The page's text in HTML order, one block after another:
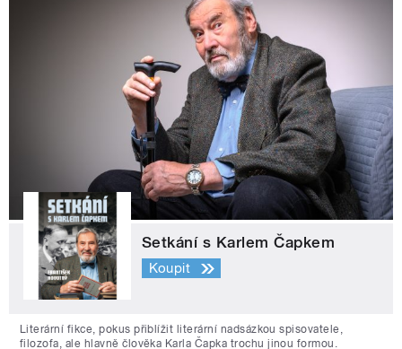
Setkání s Karlem Čapkem
Koupit
Literární fikce, pokus přiblížit literární nadsázkou spisovatele,
filozofa, ale hlavně člověka Karla Čapka trochu jinou formou.